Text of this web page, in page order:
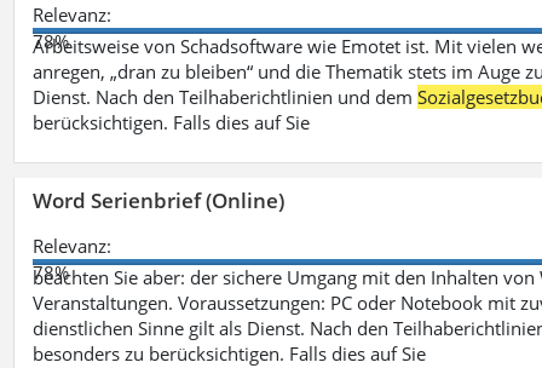
Relevanz:
78%
Arbeitsweise von Schadsoftware wie Emotet ist. Mit vielen
anregen, „dran zu bleiben“ und die Thematik stets im
Dienst. Nach den Teilhaberichtlinien und dem
berücksichtigen. Falls dies auf Sie
Word Serienbrief (Online)
Relevanz:
78%
beachten Sie aber: der sichere Umgang mit den Inhalten
Veranstaltungen. Voraussetzungen: PC oder Notebook mit
dienstlichen Sinne gilt als Dienst. Nach den
besonders zu berücksichtigen. Falls dies auf Sie